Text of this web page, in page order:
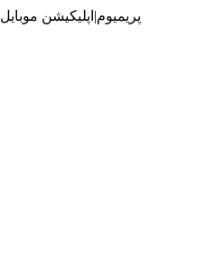
پریمیوم| اپلیکیشن موبایل